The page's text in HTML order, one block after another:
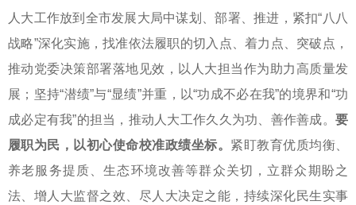
人大工作放到全市发展大局中谋划、部署、推进，紧扣“八八
战略”深化实施，找准依法履职的切入点、着力点、突破点，
推动党委决策部署落地见效，以人大担当作为助力高质量发
展；坚持“潜绩”与“显绩”并重，以“功成不必在我”的境界和“功
成必定有我”的担当，推动人大工作久久为功、善作善成。 要
履职为民，以初心使命校准政绩坐标。 紧盯教育优质均衡、
养老服务提质、生态环境改善等群众关切，立群众期盼之
法、增人大监督之效、尽人大决定之能，持续深化民生实事